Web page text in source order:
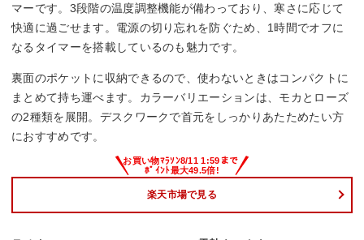
マーです。3段階の温度調整機能が備わっており、寒さに応じて
快適に過ごせます。電源の切り忘れを防ぐため、1時間でオフに
なるタイマーを搭載しているのも魅力です。
裏面のポケットに収納できるので、使わないときはコンパクトに
まとめて持ち運べます。カラーバリエーションは、モカとローズ
の2種類を展開。デスクワークで首元をしっかりあたためたい方
におすすめです。
楽天市場で見る